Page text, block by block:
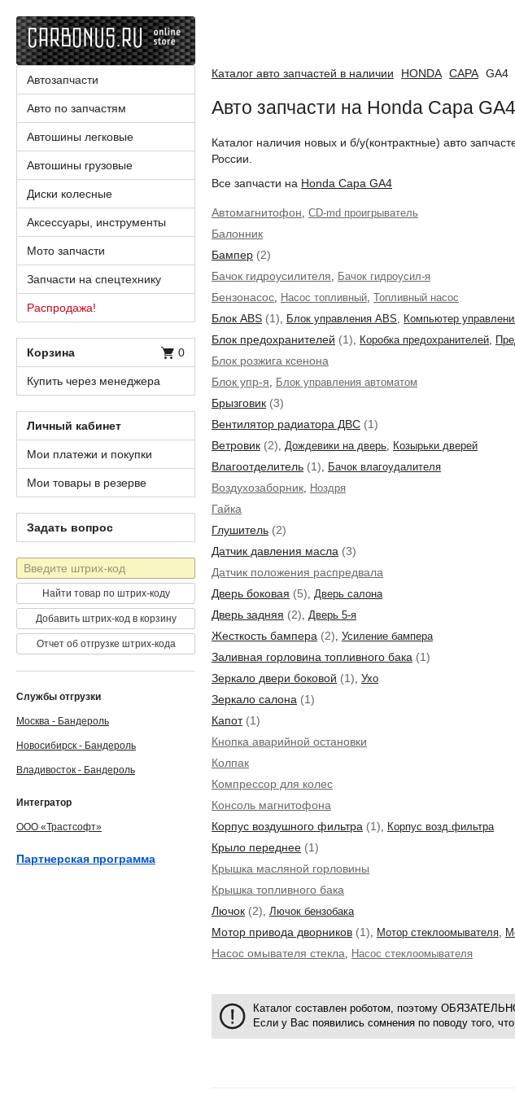
Каталог авто запчастей в наличии HONDA CAPA GA4
Авто запчасти на Honda Capa GA4
Каталог наличия новых и б/у(контрактные) авто
России.
Все запчасти на Honda Capa GA4
Автомагнитофон, CD-md проигрыватель
Балонник
Бампер (2)
Бачок гидроусилителя, Бачок гидроусил-я
Бензонасос, Насос топливный, Топливный насос
Блок ABS (1), Блок управления ABS, Компьютер
Блок предохранителей (1), Коробка предохранителей,
Блок розжига ксенона
Блок упр-я, Блок управления автоматом
Брызговик (3)
Вентилятор радиатора ДВС (1)
Ветровик (2), Дождевики на дверь, Козырьки дверей
Влагоотделитель (1), Бачок влагоудалителя
Воздухозаборник, Ноздря
Гайка
Глушитель (2)
Датчик давления масла (3)
Датчик положения распредвала
Дверь боковая (5), Дверь салона
Дверь задняя (2), Дверь 5-я
Жесткость бампера (2), Усиление бампера
Заливная горловина топливного бака (1)
Зеркало двери боковой (1), Ухо
Зеркало салона (1)
Капот(1)
Кнопка аварийной остановки
Колпак
Компрессор для колес
Консоль магнитофона
Корпус воздушного фильтра (1), Корпус возд.фильтра
Крыло переднее (1)
Крышка масляной горловины
Крышка топливного бака
Лючок (2), Лючок бензобака
Мотор привода дворников (1), Мотор стеклоомывателя,
Насос омывателя стекла, Насос стеклоомывателя
Каталог составлен роботом, поэтому
Если у Вас появились сомнения по поводу того,
Автозапчасти
Авто по запчастям
Автошины легковые
Автошины грузовые
Диски колесные
Аксессуары, инструменты
Мото запчасти
Запчасти на спецтехнику
Распродажа!
Корзина 0
Купить через менеджера
Личный кабинет
Мои платежи и покупки
Мои товары в резерве
Задать вопрос
Штрих-
код
Найти товар по штрих-коду
Добавить штрих-код в корзину
Отчет об отгрузке штрих-кода
Службы отгрузки
Москва - Бандероль
Новосибирск - Бандероль
Владивосток - Бандероль
Интегратор
ООО «Трастсофт»
Партнерская программа